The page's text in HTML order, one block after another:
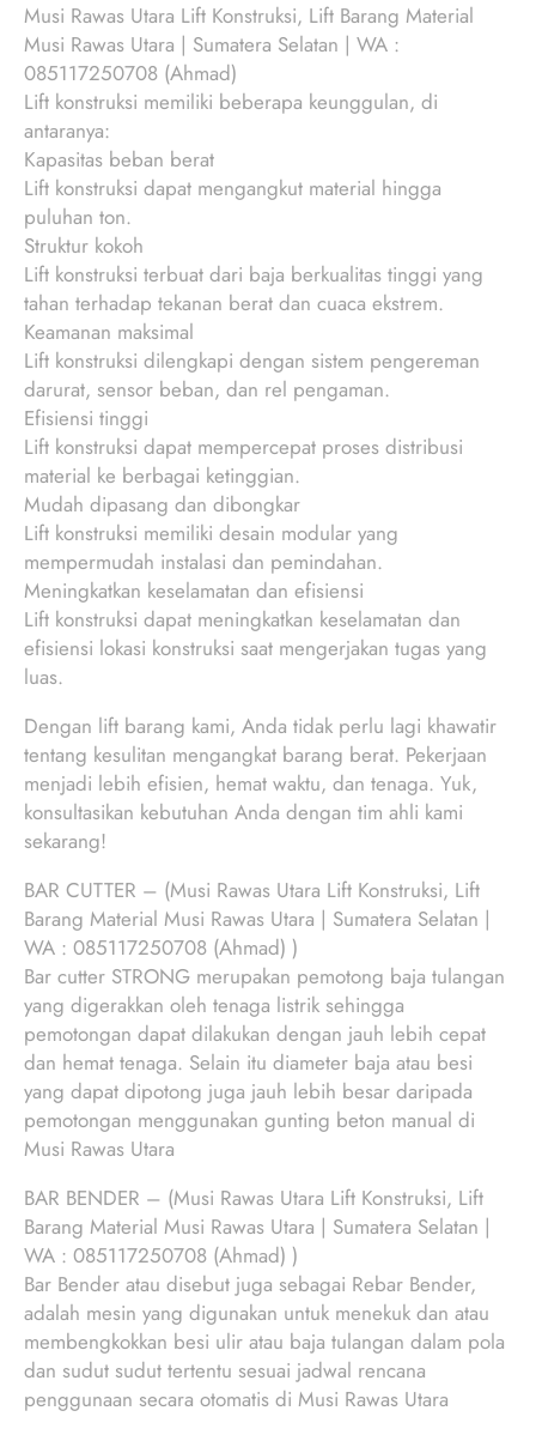
Musi Rawas Utara Lift Konstruksi, Lift Barang Material
Musi Rawas Utara | Sumatera Selatan | WA :
085117250708 (Ahmad)
Lift konstruksi memiliki beberapa keunggulan, di
antaranya:
Kapasitas beban berat
Lift konstruksi dapat mengangkut material hingga
puluhan ton.
Struktur kokoh
Lift konstruksi terbuat dari baja berkualitas tinggi yang
tahan terhadap tekanan berat dan cuaca ekstrem.
Keamanan maksimal
Lift konstruksi dilengkapi dengan sistem pengereman
darurat, sensor beban, dan rel pengaman.
Efisiensi tinggi
Lift konstruksi dapat mempercepat proses distribusi
material ke berbagai ketinggian.
Mudah dipasang dan dibongkar
Lift konstruksi memiliki desain modular yang
mempermudah instalasi dan pemindahan.
Meningkatkan keselamatan dan efisiensi
Lift konstruksi dapat meningkatkan keselamatan dan
efisiensi lokasi konstruksi saat mengerjakan tugas yang
luas.
Dengan lift barang kami, Anda tidak perlu lagi khawatir
tentang kesulitan mengangkat barang berat. Pekerjaan
menjadi lebih efisien, hemat waktu, dan tenaga. Yuk,
konsultasikan kebutuhan Anda dengan tim ahli kami
sekarang!
BAR CUTTER – (Musi Rawas Utara Lift Konstruksi, Lift
Barang Material Musi Rawas Utara | Sumatera Selatan |
WA : 085117250708 (Ahmad) )
Bar cutter STRONG merupakan pemotong baja tulangan
yang digerakkan oleh tenaga listrik sehingga
pemotongan dapat dilakukan dengan jauh lebih cepat
dan hemat tenaga. Selain itu diameter baja atau besi
yang dapat dipotong juga jauh lebih besar daripada
pemotongan menggunakan gunting beton manual di
Musi Rawas Utara
BAR BENDER – (Musi Rawas Utara Lift Konstruksi, Lift
Barang Material Musi Rawas Utara | Sumatera Selatan |
WA : 085117250708 (Ahmad) )
Bar Bender atau disebut juga sebagai Rebar Bender,
adalah mesin yang digunakan untuk menekuk dan atau
membengkokkan besi ulir atau baja tulangan dalam pola
dan sudut sudut tertentu sesuai jadwal rencana
penggunaan secara otomatis di Musi Rawas Utara